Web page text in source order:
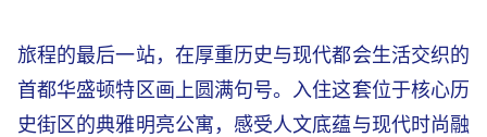
旅程的最后一站，在厚重历史与现代都会生活交织的
首都华盛顿特区画上圆满句号。入住这套位于核心历
史街区的典雅明亮公寓，感受人文底蕴与现代时尚融